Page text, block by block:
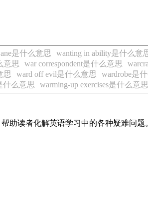
是什么意思 wanting in ability是什么意
意思 war correspondent是什么意思
思 ward off evil是什么意思
wardrobe是
什么意思 warming-up exercises是什么意思
助读者化解英语学习中的各种疑难问题